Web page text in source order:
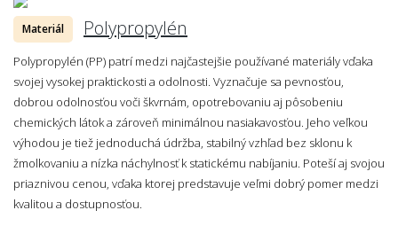
Materiál Polypropylén
Polypropylén (PP) patrí medzi najčastejšie používané materiály vďaka
svojej vysokej praktickosti a odolnosti. Vyznačuje sa pevnosťou,
dobrou odolnosťou voči škvrnám, opotrebovaniu aj pôsobeniu
chemických látok a zároveň minimálnou nasiakavosťou. Jeho veľkou
výhodou je tiež jednoduchá údržba, stabilný vzhľad bez sklonu k
žmolkovaniu a nízka náchylnosť k statickému nabíjaniu. Poteší aj svojou
priaznivou cenou, vďaka ktorej predstavuje veľmi dobrý pomer medzi
kvalitou a dostupnosťou.